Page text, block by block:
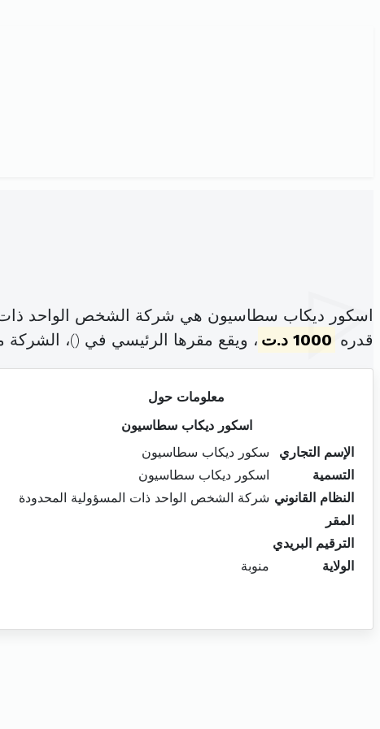
اسكور ديكاب سطاسيون هي شركة الشخص الواحد ذات
قدره 1000 د.ت ، ويقع مقرها الرئيسي في ()،
معلومات حول
اسكور ديكاب سطاسيون
الإسم التجاري
سكور ديكاب سطاسيون
التسمية
اسكور ديكاب سطاسيون
النظام القانوني شركة الشخص الواحد ذات المسؤولية المحدودة
المقر
الترقيم البريدي
الولاية
منوبة